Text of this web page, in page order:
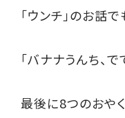
「ウンチ」のお話で
「バナナうんち、で
最後に8つのおや